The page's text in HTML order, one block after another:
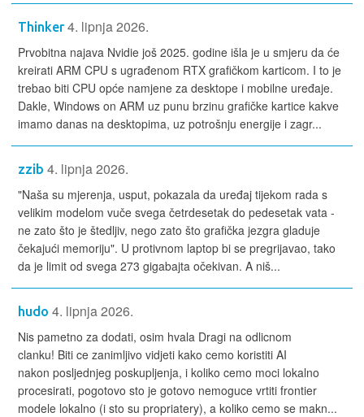
Thinker 4. lipnja 2026.
Prvobitna najava Nvidie još 2025. godine išla je u smjeru da će
kreirati ARM CPU s ugrađenom RTX grafičkom karticom. I to je
trebao biti CPU opće namjene za desktope i mobilne uređaje.
Dakle, Windows on ARM uz punu brzinu grafičke kartice kakve
imamo danas na desktopima, uz potrošnju energije i zagr...
zzib 4. lipnja 2026.
"Naša su mjerenja, usput, pokazala da uređaj tijekom rada s
velikim modelom vuče svega četrdesetak do pedesetak vata -
ne zato što je štedljiv, nego zato što grafička jezgra gladuje
čekajući memoriju". U protivnom laptop bi se pregrijavao, tako
da je limit od svega 273 gigabajta očekivan. A niš...
hudo 4. lipnja 2026.
Nis pametno za dodati, osim hvala Dragi na odlicnom
clanku! Biti ce zanimljivo vidjeti kako cemo koristiti AI
nakon posljednjeg poskupljenja, i koliko cemo moci lokalno
procesirati, pogotovo sto je gotovo nemoguce vrtiti frontier
modele lokalno (i sto su propriatery), a koliko cemo se makn...